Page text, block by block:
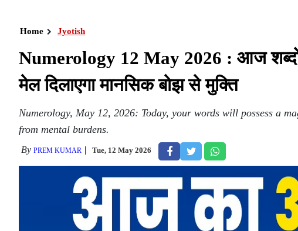
Home Jyotish
Numerology 12 May 2026 : आज
मेल दिलाएगा मानसिक बोझ से मुक्ति
Numerology, May 12, 2026: Today, your words will possess a
from mental burdens.
By PREM KUMAR Tue, 12 May 2026